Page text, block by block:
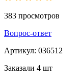
383 просмотров
Вопрос-ответ
Артикул: 036512
Заказали 4 шт